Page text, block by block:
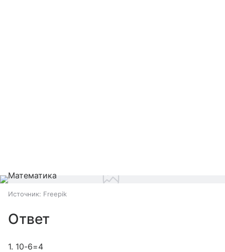
Источник: Freepik
Ответ
1. 10-6=4